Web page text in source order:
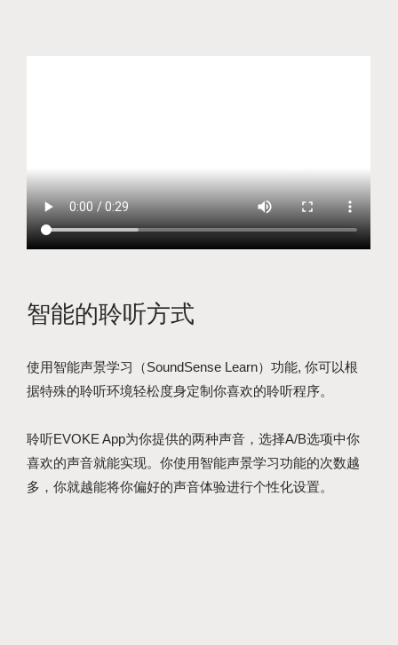
智能的聆听方式
使用智能声景学习（SoundSense Learn）功能, 你可以根
据特殊的聆听环境轻松度身定制你喜欢的聆听程序。
聆听EVOKE App为你提供的两种声音，选择A/B选项中你
喜欢的声音就能实现。你使用智能声景学习功能的次数越
多，你就越能将你偏好的声音体验进行个性化设置。